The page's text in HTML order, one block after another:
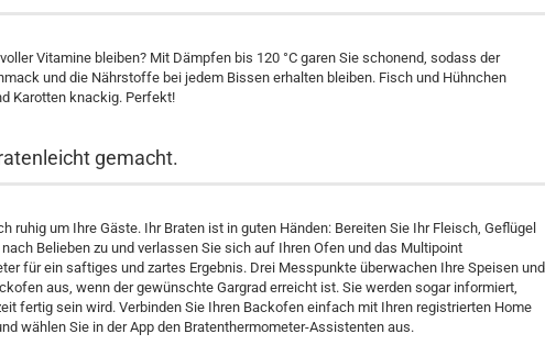
Vitamine bleiben? Mit Dämpfen bis 120 °C garen Sie schonend, sodass der
und die Nährstoffe bei jedem Bissen erhalten bleiben. Fisch und Hühnchen
Karotten knackig. Perfekt!
gemacht.
ruhig um Ihre Gäste. Ihr Braten ist in guten Händen: Bereiten Sie Ihr Fleisch, Geflügel
Belieben zu und verlassen Sie sich auf Ihren Ofen und das Multipoint
für ein saftiges und zartes Ergebnis. Drei Messpunkte überwachen Ihre Speisen und
aus, wenn der gewünschte Gargrad erreicht ist. Sie werden sogar informiert,
fertig sein wird. Verbinden Sie Ihren Backofen einfach mit Ihren registrierten Home
wählen Sie in der App den Bratenthermometer-Assistenten aus.